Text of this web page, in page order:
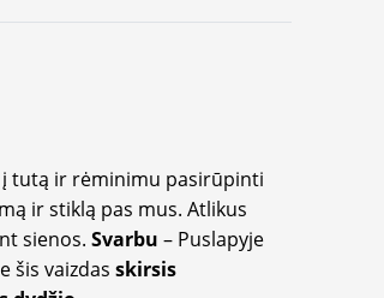
tutą ir rėminimu pasirūpinti
ir stiklą pas mus. Atlikus
sienos. Svarbu – Puslapyje
šis vaizdas skirsis